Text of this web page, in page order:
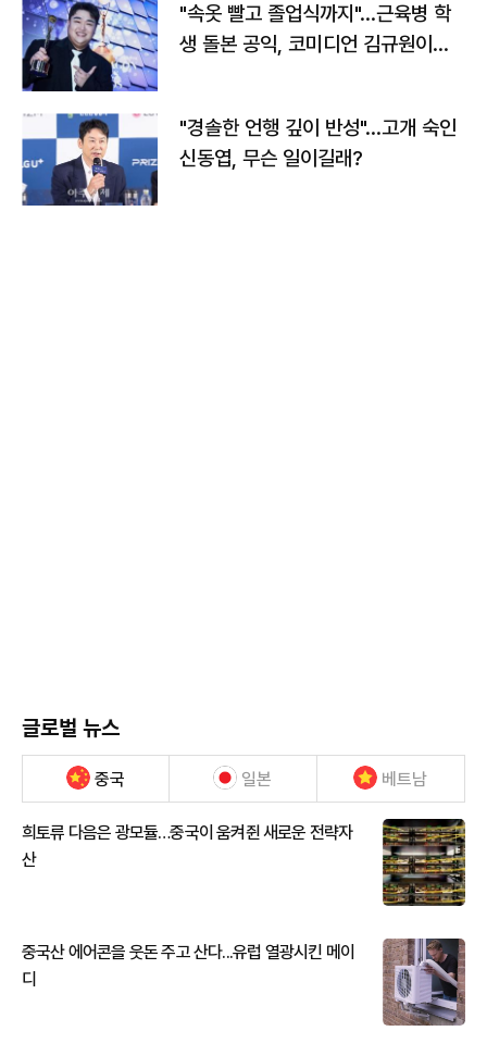
"속옷 빨고 졸업식까지"…근육병 학
생 돌본 공익, 코미디언 김규원이었
"경솔한 언행 깊이 반성"…고개 숙인
신동엽, 무슨 일이길래?
글로벌 뉴스
중국 일본 베트남
희토류 다음은 광모듈…중국이 움켜쥔 새로운 전략자
산
중국산 에어콘을 웃돈 주고 산다...유럽 열광시킨 메이
디